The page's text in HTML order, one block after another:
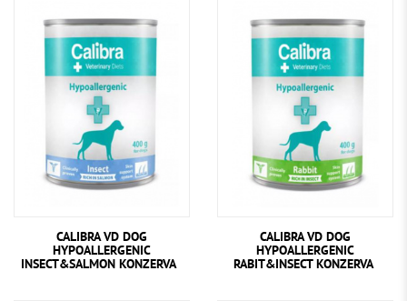
CALIBRA VD DOG
HYPOALLERGENIC
INSECT&SALMON KONZERVA
CALIBRA VD DOG
HYPOALLERGENIC
RABIT&INSECT KONZERVA